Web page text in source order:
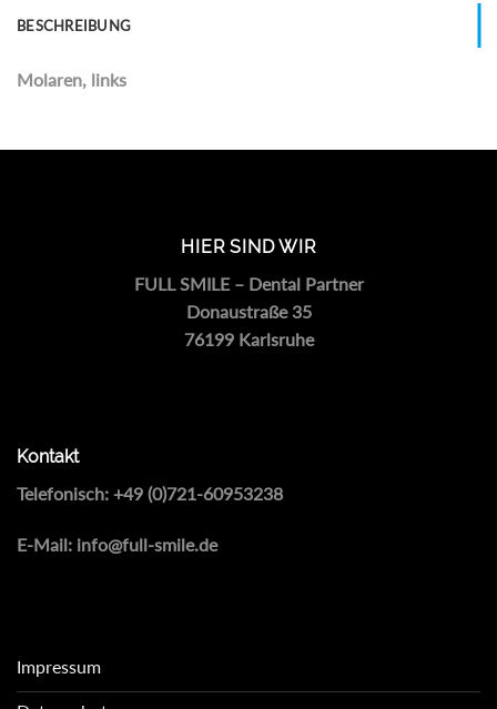
BESCHREIBUNG
Molaren, links
HIER SIND WIR
FULL SMILE – Dental Partner
Donaustraße 35
76199 Karlsruhe
Kontakt
Telefonisch: +49 (0)721-60953238
E-Mail: info@full-smile.de
Impressum